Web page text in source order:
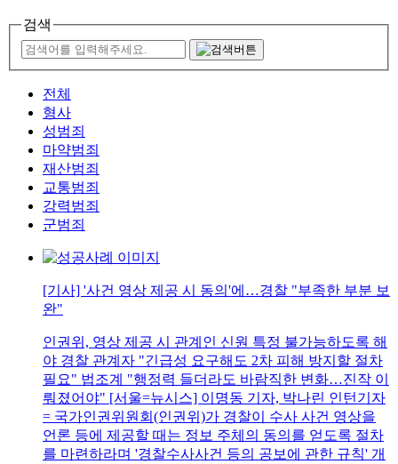
검색
전체
형사
성범죄
마약범죄
재산범죄
교통범죄
강력범죄
군범죄
[기사] '사건 영상 제공 시 동의'에…경찰 "부족한 부분 보
완"
인권위, 영상 제공 시 관계인 신원 특정 불가능하도록 해
야 경찰 관계자 "긴급성 요구해도 2차 피해 방지할 절차
필요" 법조계 "행정력 들더라도 바람직한 변화…진작 이
뤄졌어야" [서울=뉴시스] 이명동 기자, 박나린 인턴기자
= 국가인권위원회(인권위)가 경찰이 수사 사건 영상을
언론 등에 제공할 때는 정보 주체의 동의를 얻도록 절차
를 마련하라며 '경찰수사사건 등의 공보에 관한 규칙' 개